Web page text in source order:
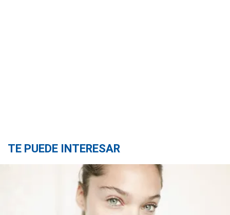
TE PUEDE INTERESAR